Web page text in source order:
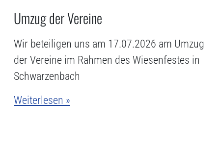
Umzug der Vereine
Wir beteiligen uns am 17.07.2026 am Umzug
der Vereine im Rahmen des Wiesenfestes in
Schwarzenbach
Weiterlesen »